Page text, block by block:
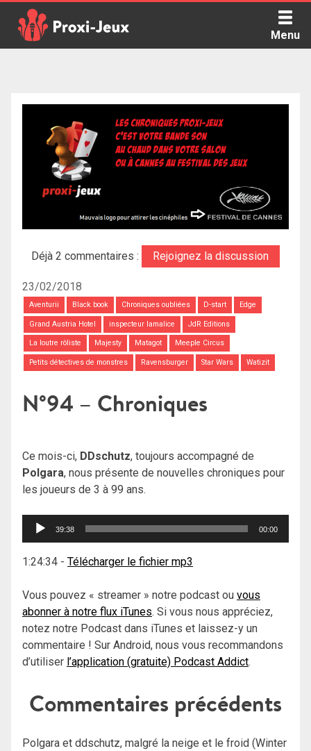
content
Menu
Déjà 2 commentaires : Rejoignez la discussion
23/02/2018
Aventurii Black book Chroniques oubliées D-start Edge
Grand Austria Hotel inspecteur lamalice JdR Editions
La loutre rôliste Majesty Matagot Meeple Circus
Petits détectives de monstres Ravensburger Star Wars Watizit
N°94 – Chroniques
Ce mois-ci, DDschutz, toujours accompagné de
Polgara, nous présente de nouvelles chroniques pour
les joueurs de 3 à 99 ans.
Lecteur
39:38 00:00
1:24:34 - Télécharger le fichier mp3
Vous pouvez « streamer » notre podcast ou vous
abonner à notre flux iTunes. Si vous nous appréciez,
notez notre Podcast dans iTunes et laissez-y un
commentaire ! Sur Android, nous vous recommandons
d’utiliser l’application (gratuite) Podcast Addict.
Commentaires précédents
Polgara et ddschutz, malgré la neige et le froid (Winter